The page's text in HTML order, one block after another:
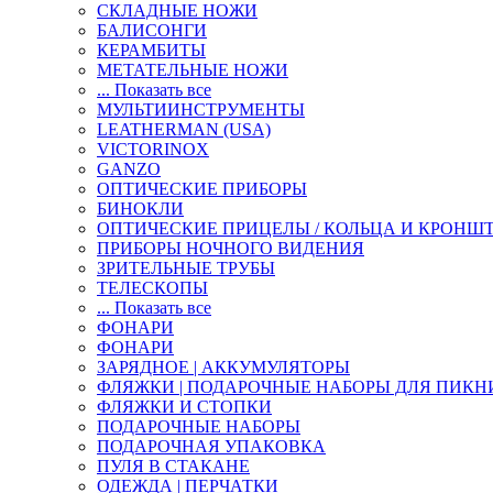
СКЛАДНЫЕ НОЖИ
БАЛИСОНГИ
КЕРАМБИТЫ
МЕТАТЕЛЬНЫЕ НОЖИ
... Показать все
МУЛЬТИИНСТРУМЕНТЫ
LEATHERMAN (USA)
VICTORINOX
GANZO
ОПТИЧЕСКИЕ ПРИБОРЫ
БИНОКЛИ
ОПТИЧЕСКИЕ ПРИЦЕЛЫ / КОЛЬЦА И
ПРИБОРЫ НОЧНОГО ВИДЕНИЯ
ЗРИТЕЛЬНЫЕ ТРУБЫ
ТЕЛЕСКОПЫ
... Показать все
ФОНАРИ
ФОНАРИ
ЗАРЯДНОЕ | АККУМУЛЯТОРЫ
ФЛЯЖКИ | ПОДАРОЧНЫЕ НАБОРЫ ДЛЯ
ФЛЯЖКИ И СТОПКИ
ПОДАРОЧНЫЕ НАБОРЫ
ПОДАРОЧНАЯ УПАКОВКА
ПУЛЯ В СТАКАНЕ
ОДЕЖДА | ПЕРЧАТКИ